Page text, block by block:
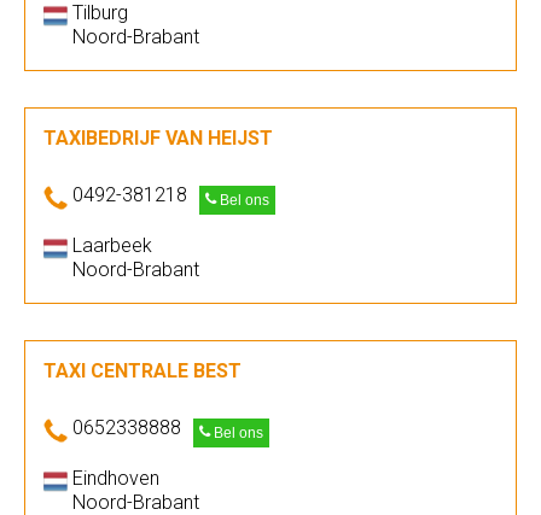
Tilburg
Noord-Brabant
TAXIBEDRIJF VAN HEIJST
0492-381218 Bel ons
Laarbeek
Noord-Brabant
TAXI CENTRALE BEST
0652338888 Bel ons
Eindhoven
Noord-Brabant